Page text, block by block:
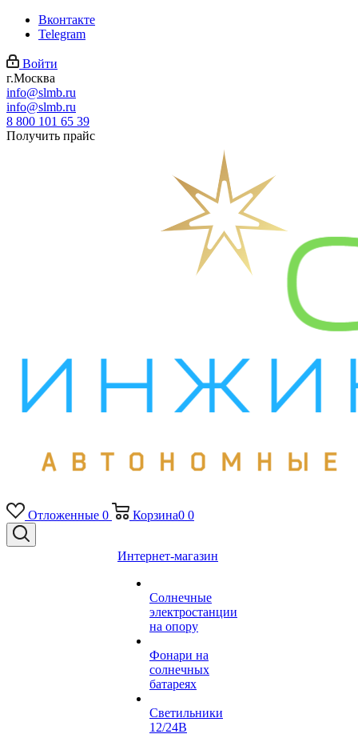
Вконтакте
Telegram
Войти
г.Москва
info@slmb.ru
info@slmb.ru
8 800 101 65 39
Получить прайс
Отложенные 0 Корзина0 0
Интернет-магазин
Солнечные
электростанции
на опору
Фонари на
солнечных
батареях
Светильники
12/24В